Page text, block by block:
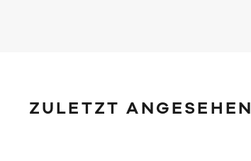
ZULETZT ANGESEHEN